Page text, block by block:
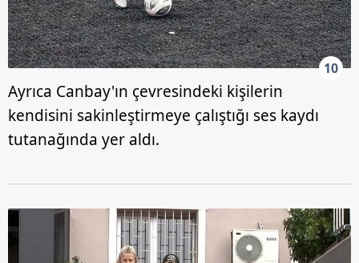
10
Ayrıca Canbay'ın çevresindeki kişilerin
kendisini sakinleştirmeye çalıştığı ses kaydı
tutanağında yer aldı.